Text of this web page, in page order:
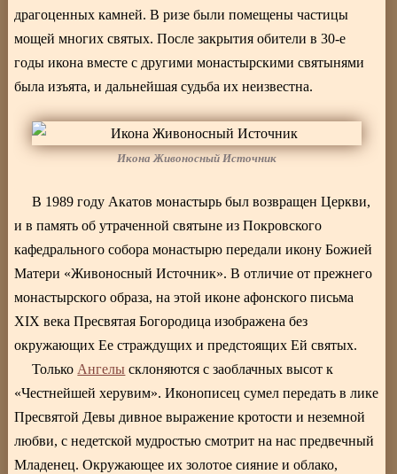
драгоценных камней. В ризе были помещены частицы
мощей многих святых. После закрытия обители в 30-е
годы икона вместе с другими монастырскими святынями
была изъята, и дальнейшая судьба их неизвестна.
Икона Живоносный Источник
В 1989 году Акатов монастырь был возвращен Церкви,
и в память об утраченной святыне из Покровского
кафедрального собора монастырю передали икону Божией
Матери «Живоносный Источник». В отличие от прежнего
монастырского образа, на этой иконе афонского письма
XIX века Пресвятая Богородица изображена без
окружающих Ее страждущих и предстоящих Ей святых.
ТолькоАнгелы склоняются с заоблачных высот к
«Честнейшей херувим». Иконописец сумел передать в лике
Пресвятой Девы дивное выражение кротости и неземной
любви, с недетской мудростью смотрит на нас предвечный
Младенец. Окружающее их золотое сияние и облако,